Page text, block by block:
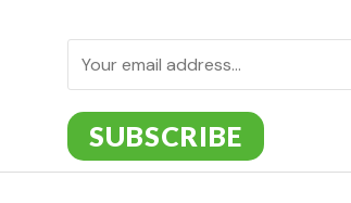
SUBSCRIBE